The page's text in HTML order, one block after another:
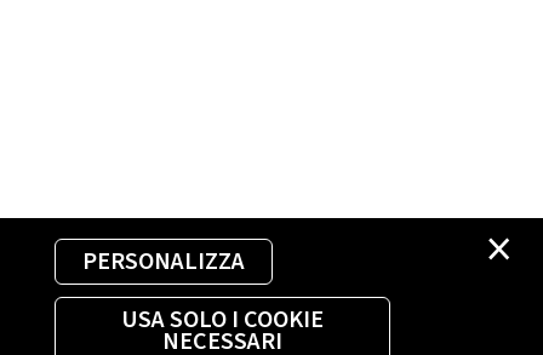
×
PERSONALIZZA
USA SOLO I COOKIE
NECESSARI